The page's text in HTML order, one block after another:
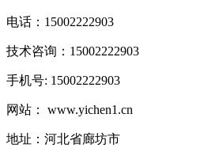
电话：15002222903
技术咨询：15002222903
手机号: 15002222903
网站： www.yichen1.cn
地址：河北省廊坊市